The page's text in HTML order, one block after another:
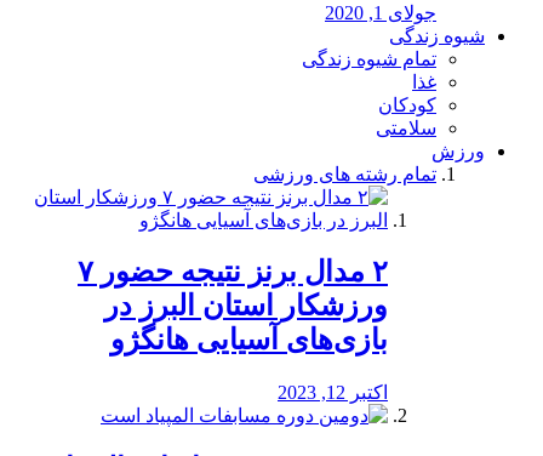
جولای 1, 2020
شیوه زندگی
تمام شیوه زندگی
غذا
کودکان
سلامتی
ورزش
تمام رشته های ورزشی
۲ مدال برنز نتیجه حضور ۷
ورزشکار استان البرز در
بازی‌های آسیایی هانگژو
اکتبر 12, 2023